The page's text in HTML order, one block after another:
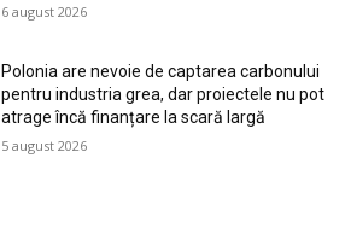
6 august 2026
Polonia are nevoie de captarea carbonului
pentru industria grea, dar proiectele nu pot
atrage încă finanțare la scară largă
5 august 2026